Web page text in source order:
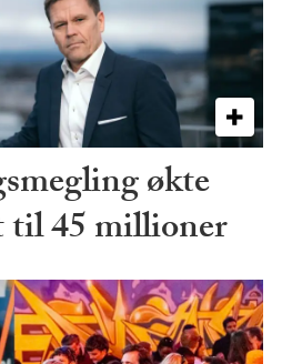
økte
til 45 millioner